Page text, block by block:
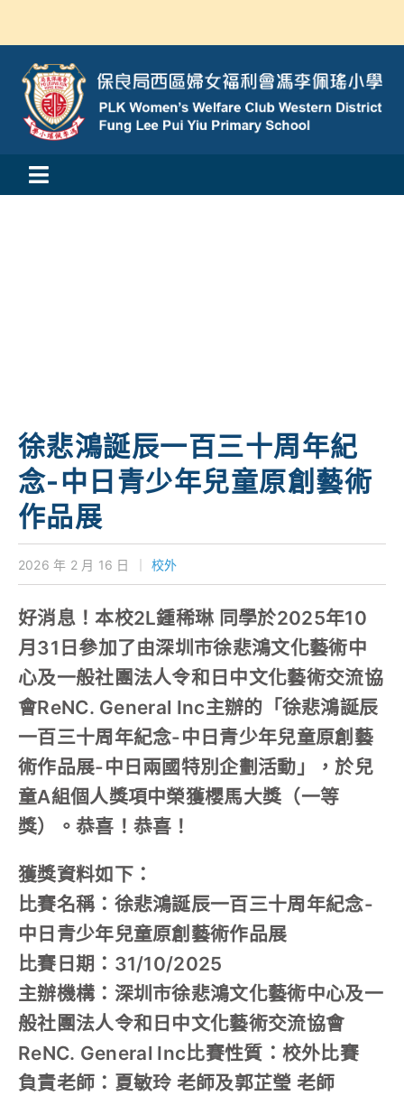
content
Toggle
我們的成就
對外聯繫
聯絡我們
徐悲鴻誕辰一百三十周年紀
念-中日青少年兒童原創藝術
作品展
2026 年 2 月 16 日 校外
好消息！本校2L鍾稀琳 同學於2025年10
月31日參加了由深圳市徐悲鴻文化藝術中
心及一般社團法人令和日中文化藝術交流協
會ReNC. General Inc主辦的「徐悲鴻誕辰
一百三十周年紀念-中日青少年兒童原創藝
術作品展-中日兩國特別企劃活動」，於兒
童A組個人獎項中榮獲櫻馬大獎（一等
獎）。恭喜！恭喜！
獲獎資料如下：
比賽名稱：徐悲鴻誕辰一百三十周年紀念-
中日青少年兒童原創藝術作品展
比賽日期：31/10/2025
主辦機構：深圳市徐悲鴻文化藝術中心及一
般社團法人令和日中文化藝術交流協會
ReNC. General Inc比賽性質：校外比賽
負責老師：夏敏玲 老師及郭芷瑩 老師